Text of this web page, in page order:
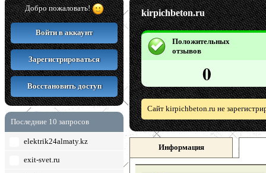
Добро пожаловать!
Войти в аккаунт
Зарегистрироваться
Восстановить доступ
Последние 10 запросов
elektrik24almaty.kz
exit-svet.ru
kirpichbeton.ru
Положительных
отзывов
0
Сайт kirpichbeton.ru не
Информация